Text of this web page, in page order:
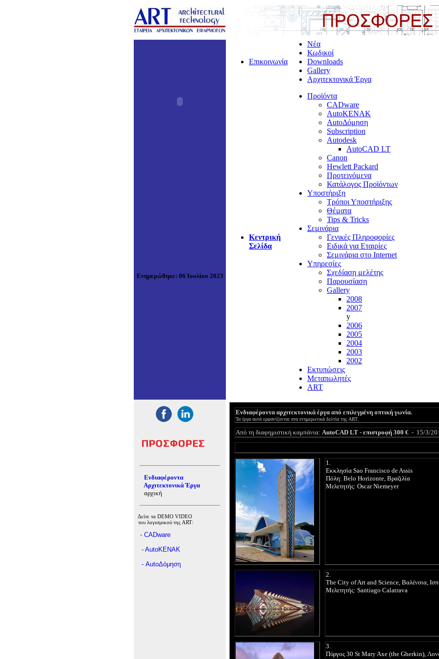
Επικοινωνία
Νέα
Κωδικοί
Downloads
Gallery
Αρχιτεκτονικά Έργα
Κεντρική
Σελίδα
Προϊόντα
CADware
AutoKENAK
AutoΔόμηση
Subscription
Autodesk
AutoCAD LT
Canon
Hewlett Packard
Προτεινόμενα
Κατάλογος Προϊόντων
Υποστήριξη
Τρόποι Υποστήριξης
Θέματα
Tips & Tricks
Σεμινάρια
Γενικές Πληροφορίες
Ειδικά για Εταιρίες
Σεμινάρια στο Internet
Υπηρεσίες
Σχεδίαση μελέτης
Παρουσίαση
Gallery
2008
2007
y
2006
2005
2004
2003
2002
Εκτυπώσεις
Μεταπωλητές
ART
Ενημερώθηκε: 06 Ιουλίου 2023
Ενδιαφέροντα
Αρχιτεκτονικά Έργα
αρχική
Δείτε τα DEMO VIDEO
του λογισμικού της ART:
- CADware
- AutoKENAK
- AutoΔόμηση
Ενδιαφέροντα αρχιτεκτονικά έργα από επιλεγμένη οπτική γωνία.
Τα έργα αυτά εμφανίζονται στα ενημερωτικά δελτία της ART
Από τη διαφημιστική καμπάνια: AutoCAD LT - επιστροφή 300 € - 15/3/
1.
Εκκλησία Sao Francisco de Assis
Πόλη: Belo Horizonte, Βραζιλία
Μελετητής: Oscar Niemeyer
2.
The City of Art and Science, Βαλένσια,
Μελετητής: Santiago Calatrava
3.
Πύργος 30 St Mary Axe (the Gherkin),